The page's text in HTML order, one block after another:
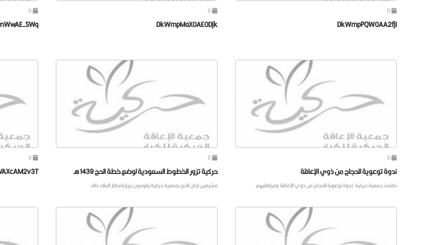
0
DkWmpPQW0AA2fjI
0
DkWmpMaX0AE0Djk
0
SWq
0
ندوة توعوية للحجاج من ذوي الإعاقة
نظمت جمعية حركية ندوة توعوية للحجاج من ذوي الإعاقة ومرافقيهم
0
حركية تزور الخطوط السعودية لوضع خطة الحج 1439 هـ
مشرفين لجان الحج بجمعية حركية يقومون بزيارةمطار الملك خالد
0